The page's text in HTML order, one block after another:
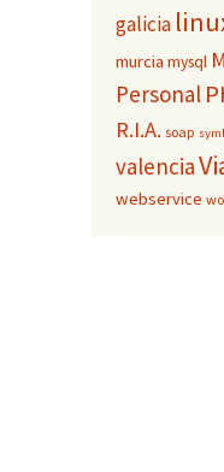
galicia
murcia mysql
Personal
R.I.A. soap
valencia
webservice